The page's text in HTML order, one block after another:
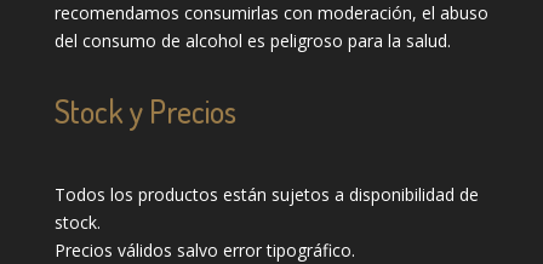
recomendamos consumirlas con moderación, el abuso
del consumo de alcohol es peligroso para la salud.
Stock y Precios
Todos los productos están sujetos a disponibilidad de
stock.
Precios válidos salvo error tipográfico.